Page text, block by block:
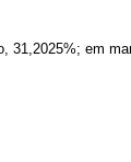
31,2025%; em